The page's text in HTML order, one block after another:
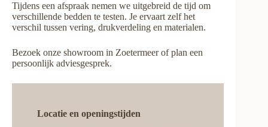
Tijdens een afspraak nemen we uitgebreid de tijd om
verschillende bedden te testen. Je ervaart zelf het
verschil tussen vering, drukverdeling en materialen.
Bezoek onze showroom in Zoetermeer of plan een
persoonlijk adviesgesprek.
Locatie en openingstijden